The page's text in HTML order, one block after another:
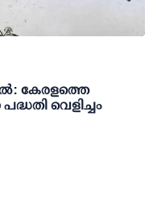
കേരളത്തെ
വെളിച്ചം